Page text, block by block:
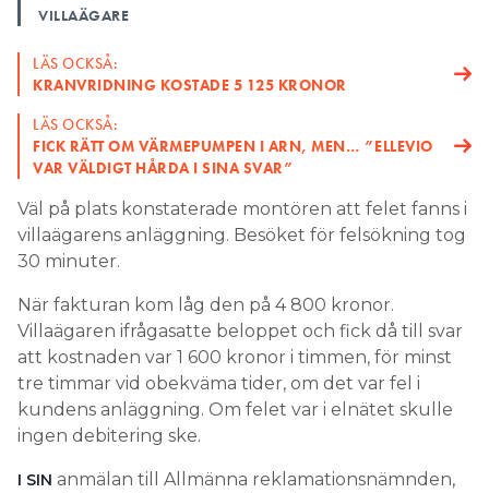
VILLAÄGARE
LÄS OCKSÅ:
KRANVRIDNING KOSTADE 5 125 KRONOR
LÄS OCKSÅ:
FICK RÄTT OM VÄRMEPUMPEN I ARN, MEN… ”ELLEVIO
VAR VÄLDIGT HÅRDA I SINA SVAR”
Väl på plats konstaterade montören att felet fanns i
villaägarens anläggning. Besöket för felsökning tog
30 minuter.
När fakturan kom låg den på 4 800 kronor.
Villaägaren ifrågasatte beloppet och fick då till svar
att kostnaden var 1 600 kronor i timmen, för minst
tre timmar vid obekväma tider, om det var fel i
kundens anläggning. Om felet var i elnätet skulle
ingen debitering ske.
I SIN anmälan till Allmänna reklamationsnämnden,